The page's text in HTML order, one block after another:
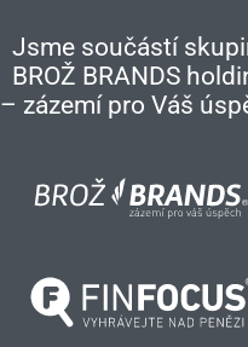
Jsme součástí
BROŽ BRANDS
– zázemí pro Váš